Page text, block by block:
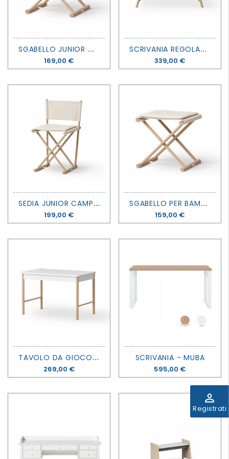
perm_identity
Registrati
S
GABELLO JUNIOR CAMP - OLIVER FURNITURE
Prezzo
169,00 €
S
CRIVANIA REGOLABILE JUNIOR CAMP - OLIVER FURNITURE
Prezzo
339,00 €
S
EDIA JUNIOR CAMP - OLIVER FURNITURE
Prezzo
199,00 €
S
GABELLO PER BAMBINI CAMP - OLIVER FURNITURE
Prezzo
159,00 €
T
AVOLO DA GIOCO PER BAMBINI CAMP - OLIVER FURNITURE
Prezzo
269,00 €
SCRIVANIA - MUBA
Prezzo
595,00 €